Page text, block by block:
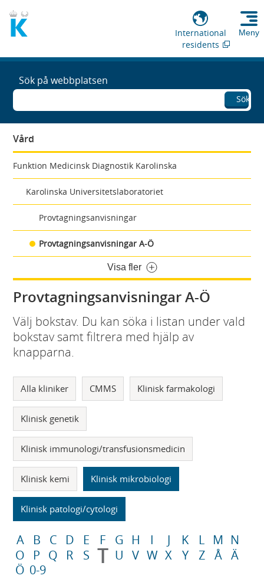
International
residents
Meny
Sök på webbplatsen
Sök
Vård
Funktion Medicinsk Diagnostik Karolinska
Karolinska Universitetslaboratoriet
Provtagningsanvisningar
Provtagningsanvisningar A-Ö
Visa fler
Provtagningsanvisningar A-Ö
Välj bokstav. Du kan söka i listan under vald
bokstav samt filtrera med hjälp av
knapparna.
Alla kliniker CMMS Klinisk farmakologi
Klinisk genetik
Klinisk immunologi/transfusionsmedicin
Klinisk kemi Klinisk mikrobiologi
Klinisk patologi/cytologi
A B C D E F G H I J K L M N
O
P Q R S T U V W X Y Z Å Ä
Ö 0-9